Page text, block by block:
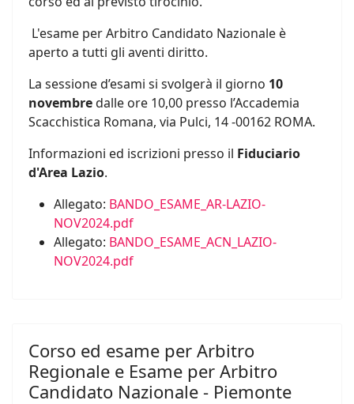
L'esame per Arbitro Candidato Nazionale è
aperto a tutti gli aventi diritto.
La sessione d’esami si svolgerà il giorno 10
novembredalle ore 10,00 presso l’Accademia
Scacchistica Romana, via Pulci, 14 -00162 ROMA.
Informazioni ed iscrizioni presso il Fiduciario
d'Area Lazio.
Allegato: BANDO_ESAME_AR-LAZIO-
NOV2024.pdf
Allegato: BANDO_ESAME_ACN_LAZIO-
NOV2024.pdf
Corso ed esame per Arbitro
Regionale e Esame per Arbitro
Candidato Nazionale - Piemonte